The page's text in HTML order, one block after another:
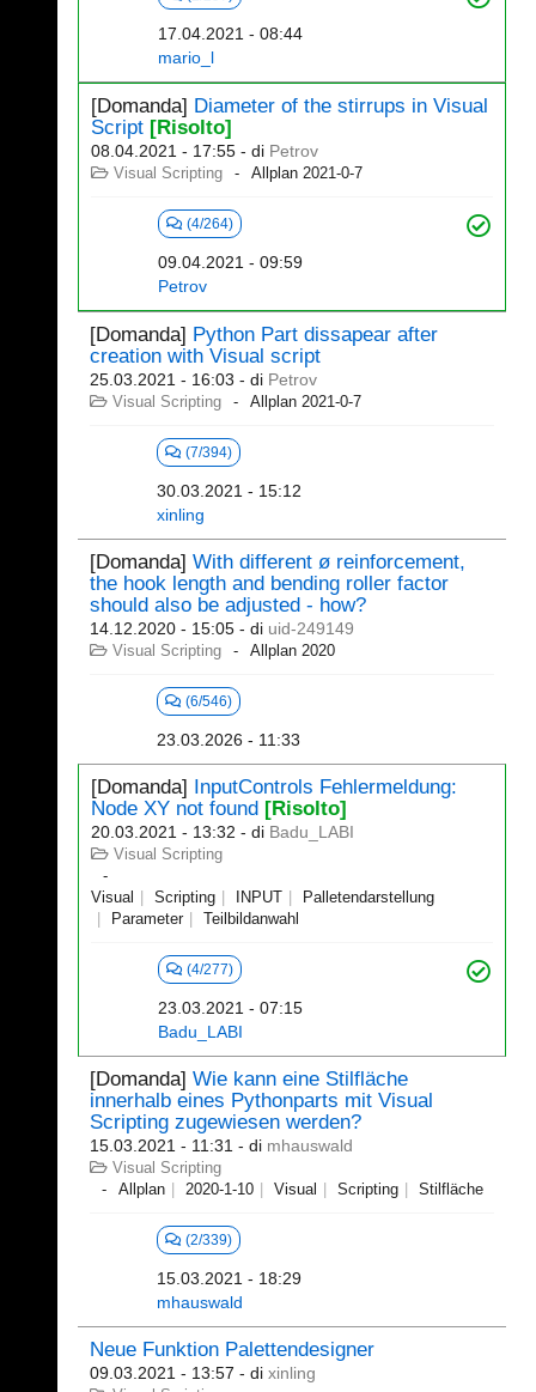
17.04.2021 - 08:44
mario_l
[Domanda] Diameter of the stirrups in Visual
Script [Risolto]
08.04.2021 - 17:55 - di Petrov
Visual Scripting Allplan 2021-0-7
(4/264)
09.04.2021 - 09:59
Petrov
[Domanda] Python Part dissapear after
creation with Visual script
25.03.2021 - 16:03 - di Petrov
Visual Scripting Allplan 2021-0-7
(7/394)
30.03.2021 - 15:12
xinling
[Domanda] With different ø reinforcement,
the hook length and bending roller factor
should also be adjusted - how?
14.12.2020 - 15:05 - di uid-249149
Visual Scripting Allplan 2020
(6/546)
23.03.2026 - 11:33
[Domanda] InputControls Fehlermeldung:
Node XY not found [Risolto]
20.03.2021 - 13:32 - di Badu_LABI
Visual Scripting
Visual Scripting INPUT
Palletendarstellung
Parameter
Teilbildanwahl
(4/277)
23.03.2021 - 07:15
Badu_LABI
[Domanda] Wie kann eine Stilfläche
innerhalb eines Pythonparts mit Visual
Scripting zugewiesen werden?
15.03.2021 - 11:31 - di mhauswald
Visual Scripting
Allplan
2020-1-10 Visual Scripting Stilfläche
(2/339)
15.03.2021 - 18:29
mhauswald
Neue Funktion Palettendesigner
09.03.2021 - 13:57 - di xinling